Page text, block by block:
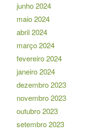
junho 2024
maio 2024
abril 2024
março 2024
fevereiro 2024
janeiro 2024
dezembro 2023
novembro 2023
outubro 2023
setembro 2023